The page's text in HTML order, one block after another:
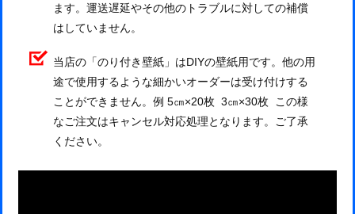
ます。運送遅延やその他のトラブルに対しての補償
はしていません。
当店の「のり付き壁紙」はDIYの壁紙用です。他の用
途で使用するような細かいオーダーは受け付けする
ことができません。例 5㎝×20枚 3㎝×30枚 この様
なご注文はキャンセル対応処理となります。ご了承
ください。